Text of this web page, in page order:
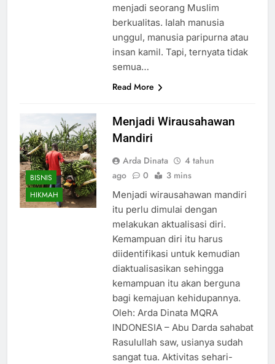
menjadi seorang Muslim
berkualitas. Ialah manusia
unggul, manusia paripurna atau
insan kamil. Tapi, ternyata tidak
semua…
Read More
BISNIS
HIKMAH
Menjadi Wirausahawan
Mandiri
Arda Dinata
4 tahun
ago
0 3 mins
Menjadi wirausahawan mandiri
itu perlu dimulai dengan
melakukan aktualisasi diri.
Kemampuan diri itu harus
diidentifikasi untuk kemudian
diaktualisasikan sehingga
kemampuan itu akan berguna
bagi kemajuan kehidupannya.
Oleh: Arda Dinata MQRA
INDONESIA – Abu Darda sahabat
Rasulullah saw, usianya sudah
sangat tua. Aktivitas sehari-